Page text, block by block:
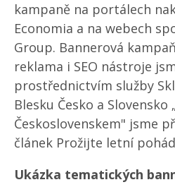
kampaně na portálech
Economia a na webech
Group. Bannerová
reklama i SEO nástroje
prostřednictvím služby
Blesku Česko a Slovensko
Československem" jsme
článek Prožijte letní
Ukázka tematických